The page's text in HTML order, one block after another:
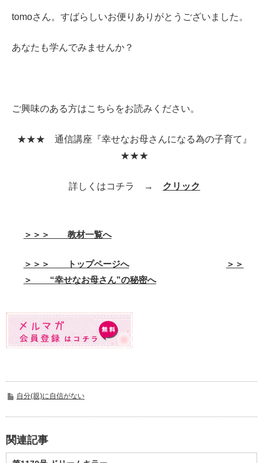
tomoさん。すばらしいお便りありがとうございました。
あなたも学んでみませんか？
ご興味のある方はこちらをお読みください。
★★★ 通信講座『幸せなお母さんになる為の子育て』
★★★
詳しくはコチラ → クリック
＞＞＞ 教材一覧へ
＞＞＞ トップページへ
＞＞
＞ “幸せなお母さん”の秘密へ
自分(親)に自信がない
関連記事